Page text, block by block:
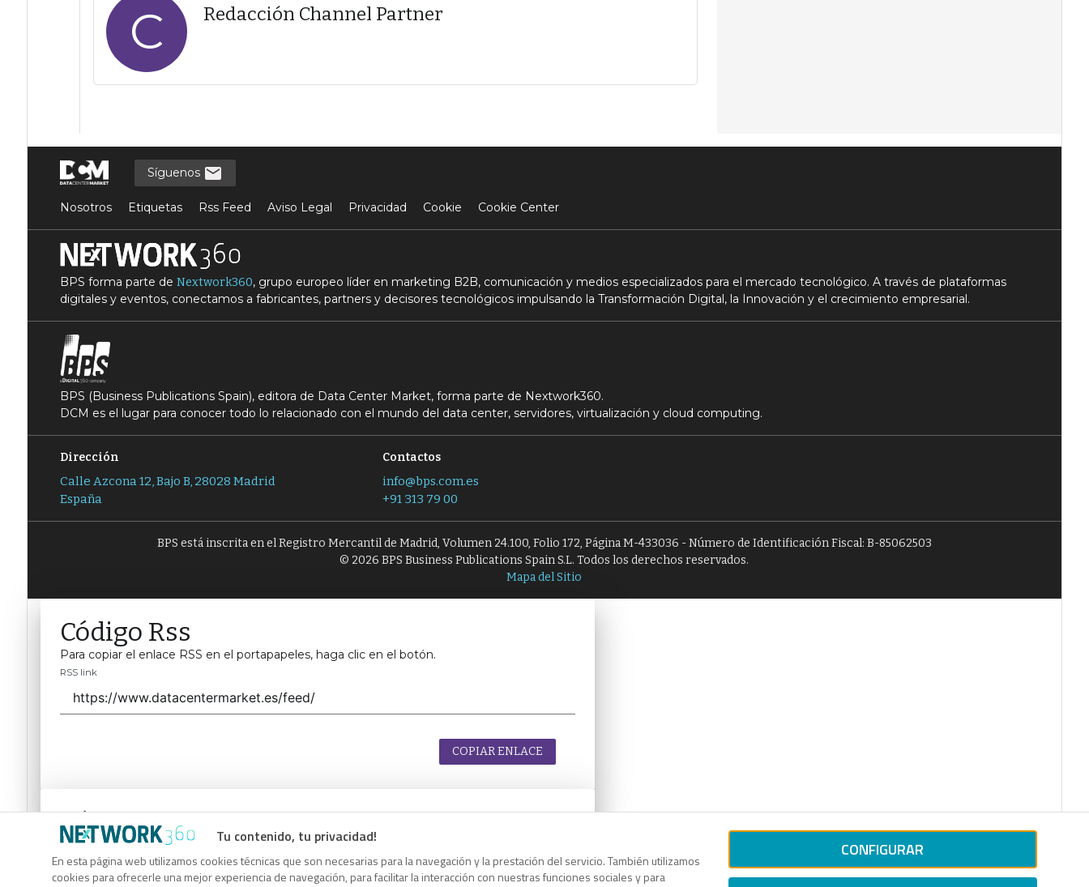
C Redacción Channel Partner
Tu contenido, tu privacidad!
En esta página web utilizamos cookies técnicas que son necesarias para la navegación y la prestación del servicio. También utilizamos
cookies para ofrecerle una mejor experiencia de navegación, para facilitar la interacción con nuestras funciones sociales y para
CONFIGURAR
Síguenos
Nosotros Etiquetas Rss Feed Aviso Legal Privacidad Cookie Cookie Center
BPS forma parte de Nextwork360, grupo europeo líder en marketing B2B, comunicación y medios especializados para el mercado tecnológico. A través de plataformas
digitales y eventos, conectamos a fabricantes, partners y decisores tecnológicos impulsando la Transformación Digital, la Innovación y el crecimiento empresarial.
BPS (Business Publications Spain), editora de Data Center Market, forma parte de Nextwork360.
DCM es el lugar para conocer todo lo relacionado con el mundo del data center, servidores, virtualización y cloud computing.
Dirección
Calle Azcona 12, Bajo B, 28028 Madrid
España
Contactos
info@bps.com.es
+91 313 79 00
BPS está inscrita en el Registro Mercantil de Madrid, Volumen 24.100, Folio 172, Página M-433036 - Número de Identificación Fiscal: B-85062503
© 2026 BPS Business Publications Spain S.L. Todos los derechos reservados.
Mapa del Sitio
Código Rss
Para copiar el enlace RSS en el portapapeles, haga clic en el botón.
RSS link
COPIAR ENLACE
Código Rss
Para copiar el enlace RSS en el portapapeles, haga clic en el botón.
RSS link